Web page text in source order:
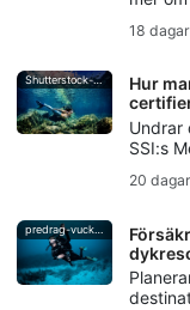
när
18
Shutterstock-Andrea_Izzotti
Hur
Undrar
SSI:s
och
20
predrag-vuckovic